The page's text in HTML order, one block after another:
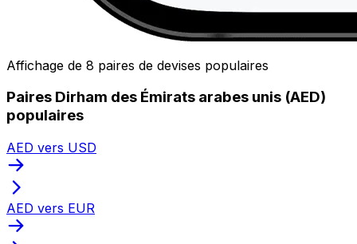
Affichage de 8 paires de devises populaires
Paires Dirham des Émirats arabes unis (AED)
populaires
AED vers USD
AED vers EUR